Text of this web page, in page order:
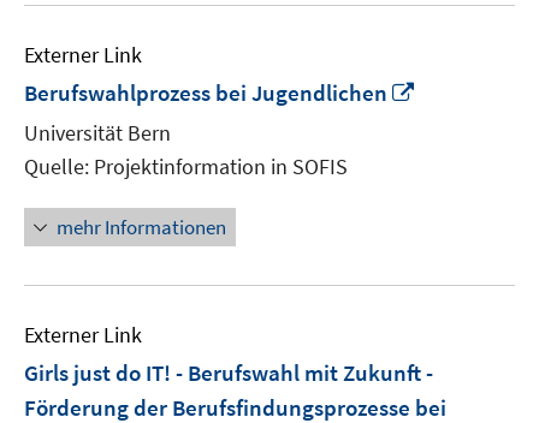
Externer Link
Berufswahlprozess bei Jugendlichen
Universität Bern
Quelle: Projektinformation in SOFIS
mehr Informationen
Externer Link
Girls just do IT! - Berufswahl mit Zukunft -
Förderung der Berufsfindungsprozesse bei